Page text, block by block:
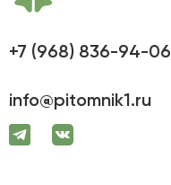
+7 (968) 836-94-06
info@pitomnik1.ru